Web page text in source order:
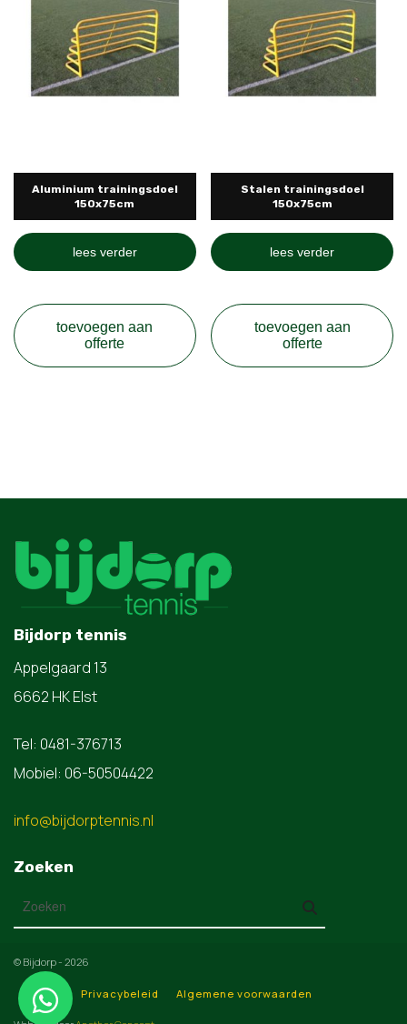
Aluminium trainingsdoel
150x75cm
lees verder
toevoegen aan
offerte
Stalen trainingsdoel
150x75cm
lees verder
toevoegen aan
offerte
Bijdorp tennis
Appelgaard 13
6662 HK Elst
Tel: 0481-376713
Mobiel: 06-50504422
info@bijdorptennis.nl
Zoeken
© Bijdorp - 2026
Privacybeleid Algemene voorwaarden